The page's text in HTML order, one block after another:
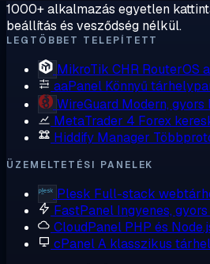
1000+ alkalmazás egyetlen
beállítás és vesződség nélkül.
LEGTÖBBET TELEPÍTETT
MikroTik CHR RouterOS
aaPanel Könnyű
WireGuard Modern, gyors
MetaTrader 4 Forex
Hiddify Manager
ÜZEMELTETÉSI PANELEK
Plesk Full-stack
FastPanel Ingyenes,
CloudPanel PHP és
cPanelA klasszikus